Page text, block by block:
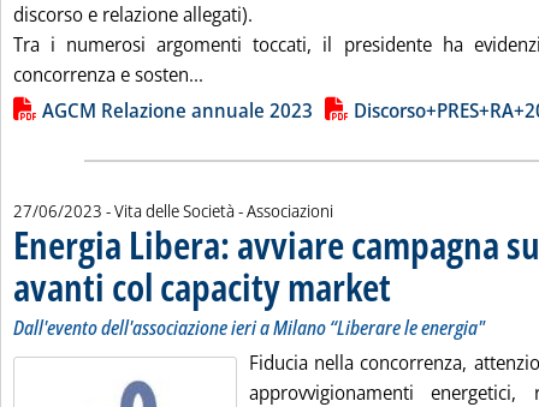
discorso e relazione allegati).
Tra i numerosi argomenti toccati, il presidente ha
concorrenza e sosten...
Lista allegati PDF alla notizia
AGCM Relazione annuale 2023
27/06/2023 - Vita delle Società - Associazioni
Energia Libera: avviare campagna
avanti col capacity market . Sottotitolo:
. Pubblicata martedì 27
Dall'evento dell'associazione ieri a Milano “Liberare le energia"
Fiducia nella concorrenza,
approvvigionamenti